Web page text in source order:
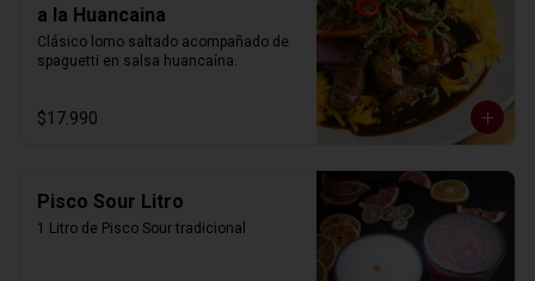
a la Huancaina
Clásico lomo saltado acompañado de
spaguetti en salsa huancaína.
$17.990
Pisco Sour Litro
1 Litro de Pisco Sour tradicional